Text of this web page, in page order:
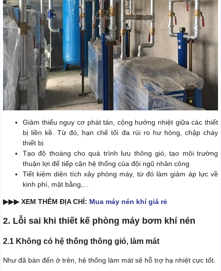
Giảm thiểu nguy cơ phát tán, cộng hưởng nhiệt giữa các thiết
bị liền kề. Từ đó, hạn chế tối đa rủi ro hư hỏng, chập cháy
thiết bị
Tạo độ thoáng cho quá trình lưu thông gió, tạo môi trường
thuận lợi để tiếp cận hệ thống của đội ngũ nhân công
Tiết kiệm diện tích xây phòng máy, từ đó làm giảm áp lực về
kinh phí, mặt bằng,...
▶▶▶ XEM THÊM ĐỊA CHỈ: Mua máy nén khí giá rẻ
2. Lỗi sai khi thiết kế phòng máy bơm khí nén
2.1 Không có hệ thống thông gió, làm mát
Như đã bàn đến ở trên, hệ thống làm mát sẽ hỗ trợ hạ nhiệt cực tốt.